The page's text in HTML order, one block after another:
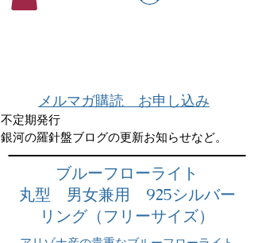
メルマガ購読 お申し込み
不定期発行
銀河の羅針盤ブログの更新お知らせなど。
ブルーフローライト
丸型 男女兼用 925シルバー
リング（フリーサイズ）